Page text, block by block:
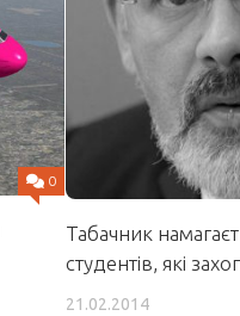
0
Табачник
студентів, які
21.02.2014